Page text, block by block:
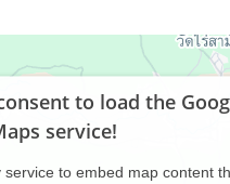
to load the
service!
to embed map content